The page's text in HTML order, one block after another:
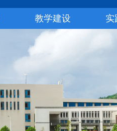
教学建设 实